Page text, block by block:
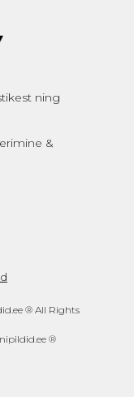
ning
&
® All Rights
®